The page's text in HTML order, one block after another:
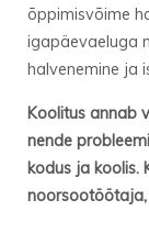
õppimisvõime
igapäevaeluga
halvenemine ja
Koolitus annab
nende
kodus ja koolis.
noorsootöötaja,